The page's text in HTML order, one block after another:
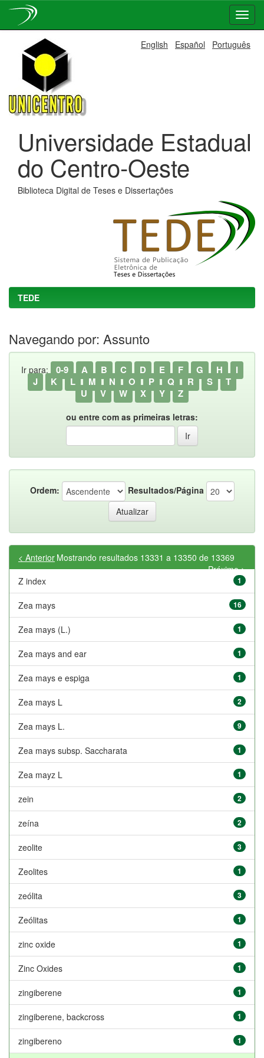
navigation
English Español Português
Universidade Estadual
do Centro-Oeste
Biblioteca Digital de Teses e Dissertações
TEDE
Navegando por: Assunto
Ir para: 0-9 A B C D E F G H
I
J
K L M N O P Q R S
T
U
V W X Y Z
ou entre com as primeiras letras:
Ordem: Resultados/Página
Mostrando resultados 13331 a 13350 de 13369
< Anterior
Próximo >
Z index
1
Zea mays 16
Zea mays (L.) 1
Zea mays and ear 1
Zea mays e espiga 1
Zea mays L 2
Zea mays L. 9
Zea mays subsp. Saccharata 1
Zea mayz L 1
zein 2
zeína 2
zeolite 3
Zeolites 1
zeólita 3
Zeólitas 1
zinc oxide 1
Zinc Oxides 1
zingiberene 1
zingiberene, backcross 1
zingibereno 1